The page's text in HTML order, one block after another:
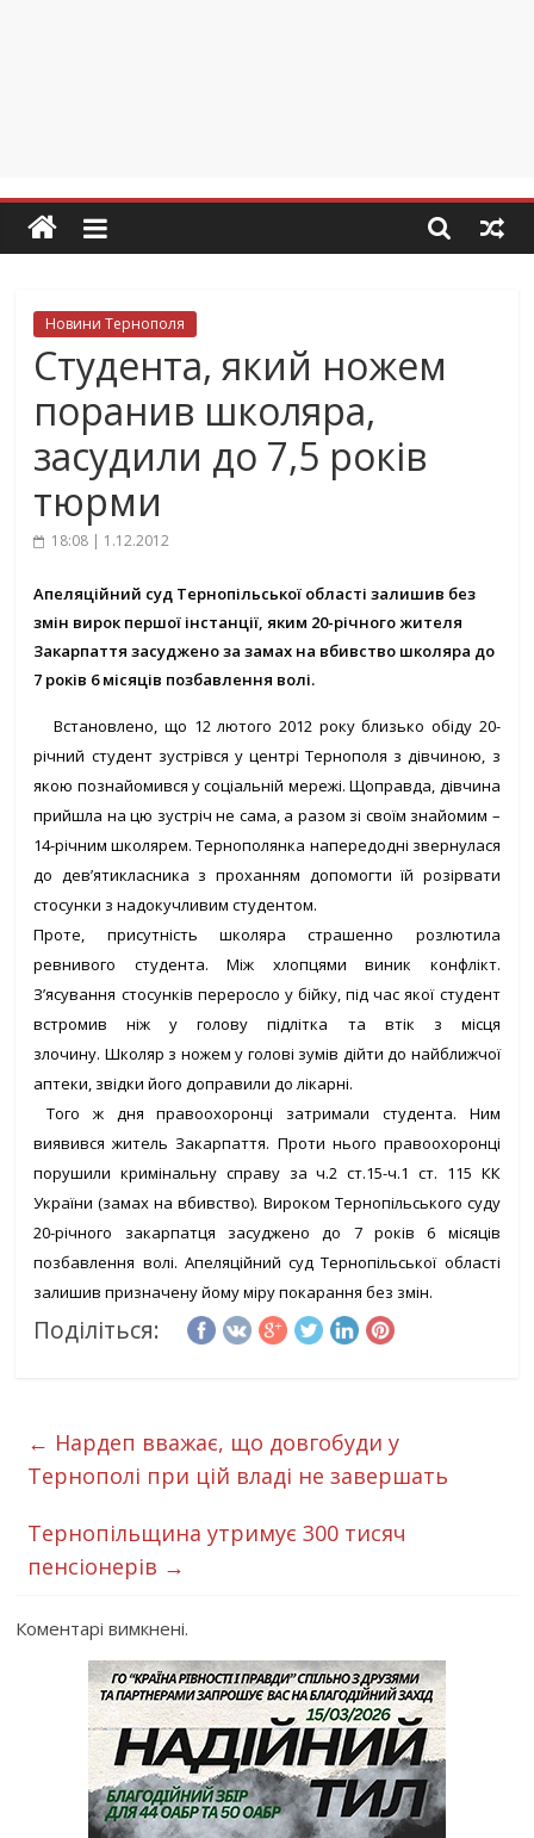
Новини Тернополя
Студента, який ножем
поранив школяра,
засудили до 7,5 років
тюрми
18:08 | 1.12.2012
Апеляційний суд Тернопільської області залишив без
змін вирок першої інстанції, яким 20-річного жителя
Закарпаття засуджено за замах на вбивство школяра до
7 років 6 місяців позбавлення волі.
Встановлено, що 12 лютого 2012 року близько обіду 20-
річний студент зустрівся у центрі Тернополя з дівчиною, з
якою познайомився у соціальній мережі. Щоправда, дівчина
прийшла на цю зустріч не сама, а разом зі своїм знайомим –
14-річним школярем. Тернополянка напередодні звернулася
до дев’ятикласника з проханням допомогти їй розірвати
стосунки з надокучливим студентом.
Проте, присутність школяра страшенно розлютила
ревнивого студента. Між хлопцями виник конфлікт.
З’ясування стосунків переросло у бійку, під час якої студент
встромив ніж у голову підлітка та втік з місця
злочину. Школяр з ножем у голові зумів дійти до найближчої
аптеки, звідки його доправили до лікарні.
Того ж дня правоохоронці затримали студента. Ним
виявився житель Закарпаття. Проти нього правоохоронці
порушили кримінальну справу за ч.2 ст.15-ч.1 ст. 115 КК
України (замах на вбивство). Вироком Тернопільського суду
20-річного закарпатця засуджено до 7 років 6 місяців
позбавлення волі. Апеляційний суд Тернопільської області
залишив призначену йому міру покарання без змін.
Поділіться:
← Нардеп вважає, що довгобуди у
Тернополі при цій владі не завершать
Тернопільщина утримує 300 тисяч
пенсіонерів →
Коментарі вимкнені.